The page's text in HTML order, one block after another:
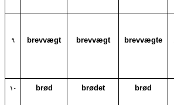
9 brevvægt brevvægt brevvægte
10 brød brødet brød